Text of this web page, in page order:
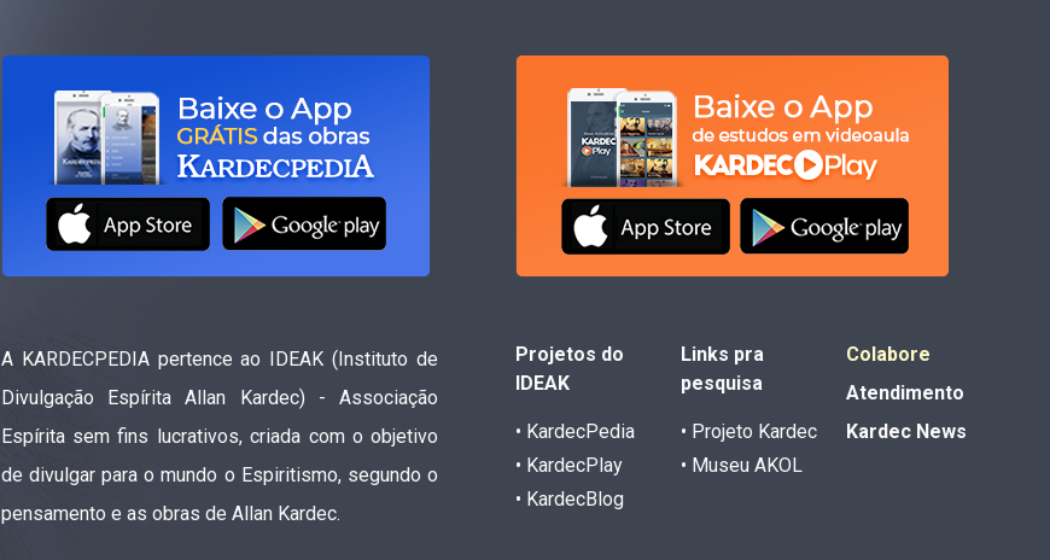
A KARDECPEDIA pertence ao IDEAK (Instituto de
Divulgação Espírita Allan Kardec) - Associação
Espírita sem fins lucrativos, criada com o objetivo
de divulgar para o mundo o Espiritismo, segundo o
pensamento e as obras de Allan Kardec.
Projetos do
IDEAK
• KardecPedia
• KardecPlay
• KardecBlog
Links pra
pesquisa
• Projeto Kardec
• Museu AKOL
Colabore
Atendimento
Kardec News